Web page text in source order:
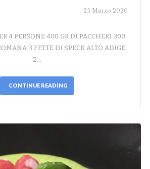
25 Marzo 2020
4 PERSONE 400 GR DI PACCHERI 300
3 FETTE DI SPECK ALTO ADIGE
2…
CONTINUE READING